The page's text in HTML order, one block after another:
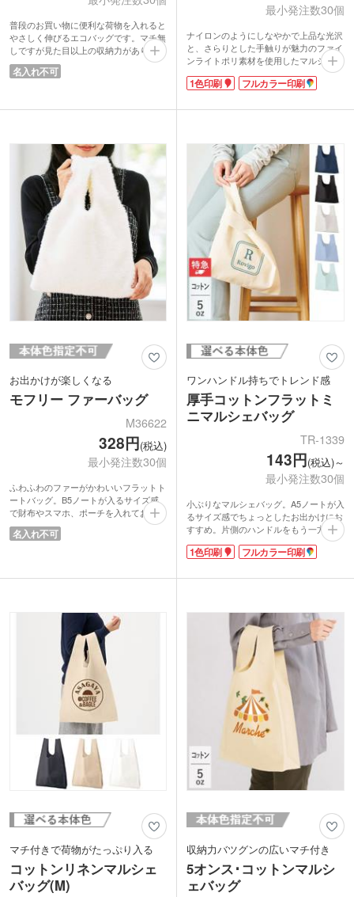
普段のお買い物に便利な荷物を入れると
やさしく伸びるエコバッグです。マチ無
しですが見た目以上の収納力がありま
す。使わない時はコンパクトにまとまる
のでバッグに入れていてもかさばりませ
ピンク・グリーン・グレーの3色取混ぜ
列展示がしやすくノベルティにぴった
名入れ不可
最小発注数30個
ナイロンのようにしなやかで上品な光沢
と、さらりとした手触りが魅力のファイ
ンライトポリ素材を使用したマルシェバ
ッグです。超薄手・超軽量で、ハンドル
のゴムを留めればさらに極小サイズにま
買いにも安心な大容量設計です。
だけでなく、物販グッズ作成にもおすす
めのしっかりとした品質です。
1色印刷 フルカラー印刷
お出かけが楽しくなる
モフリー ファーバッグ
M36622
328円(税込)
最小発注数30個
ふわふわのファーがかわいいフラットト
ートバッグ。B5ノートが入るサイズ感
で財布やスマホ、ポーチを入れてお出か
け用バッグに最適です。片方の持ち手を
反対側の持ち手にさし込めばワンハンド
ーバッグはひとつ持っているとファッシ
心地よさ。シマエナガのデザインのパッ
ケージで配布時に注目を集めること間違
名入れ不可
ワンハンドル持ちでトレンド感
厚手コットンフラットミ
ニマルシェバッグ
TR-1339
143円(税込)～
最小発注数30個
小ぶりなマルシェバッグ。A5ノートが入
るサイズ感でちょっとしたお出かけにお
すすめ。片側のハンドルをもう一方に通
すと、たちまち人気のワンハンドルバッ
グ風に。生地の厚みは5オンス。マチな
使用感です。
制作にいかがでしょうか。
1色印刷 フルカラー印刷
マチ付きで荷物がたっぷり入る
コットンリネンマルシェ
バッグ(M)
収納力バツグンの広いマチ付き
5オンス･コットンマルシ
ェバッグ